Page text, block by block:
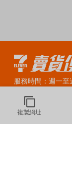
複製網址
服務時間：週一至